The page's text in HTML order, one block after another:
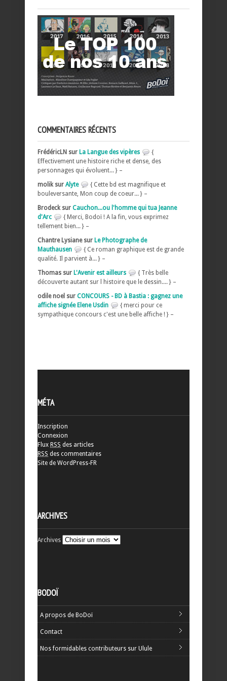
COMMENTAIRES RÉCENTS
FrédéricLN sur La Langue des vipères
{
Effectivement une histoire riche et dense, des
personnages qui évoluent... } –
molik sur Alyte
{ Cette bd est magnifique et
bouleversante, Mon coup de coeur... } –
Brodeck sur Cauchon...ou l'homme qui tua Jeanne
d'Arc
{ Merci, Bodoï ! A la fin, vous exprimez
tellement bien... } –
Chantre Lysiane sur Le Photographe de
Mauthausen
{ Ce roman graphique est de grande
qualité. Il parvient à... } –
Thomas sur L'Avenir est ailleurs
{ Très belle
découverte autant sur l histoire que le dessin.... } –
odile noel sur CONCOURS - BD à Bastia : gagnez une
affiche signée Elene Usdin
{ merci pour ce
sympathique concours c'est une belle affiche ! } –
MÉTA
Inscription
Connexion
Flux RSS des articles
RSS des commentaires
Site de WordPress-FR
ARCHIVES
Archives
BODOÏ
A propos de BoDoï
Contact
Nos formidables contributeurs sur Ulule